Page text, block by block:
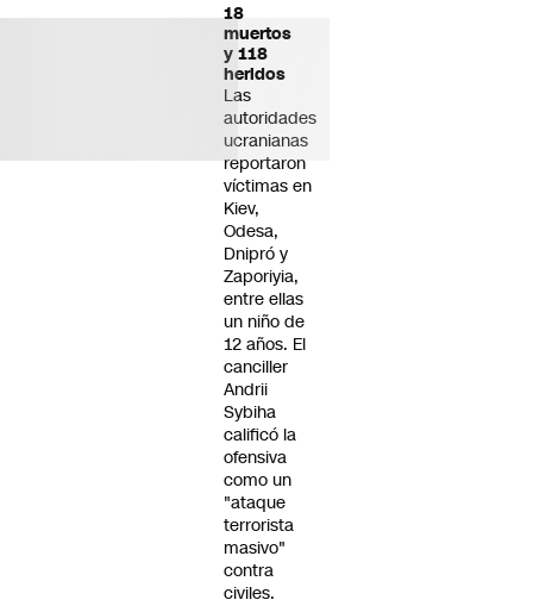
18
muertos
y 118
heridos
Las
autoridades
ucranianas
reportaron
víctimas en
Kiev,
Odesa,
Dnipró y
Zaporiyia,
entre ellas
un niño de
12 años. El
canciller
Andrii
Sybiha
calificó la
ofensiva
como un
"ataque
terrorista
masivo"
contra
civiles.